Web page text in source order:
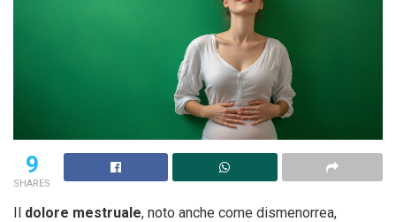
9
SHARES
Il dolore mestruale, noto anche come dismenorrea,